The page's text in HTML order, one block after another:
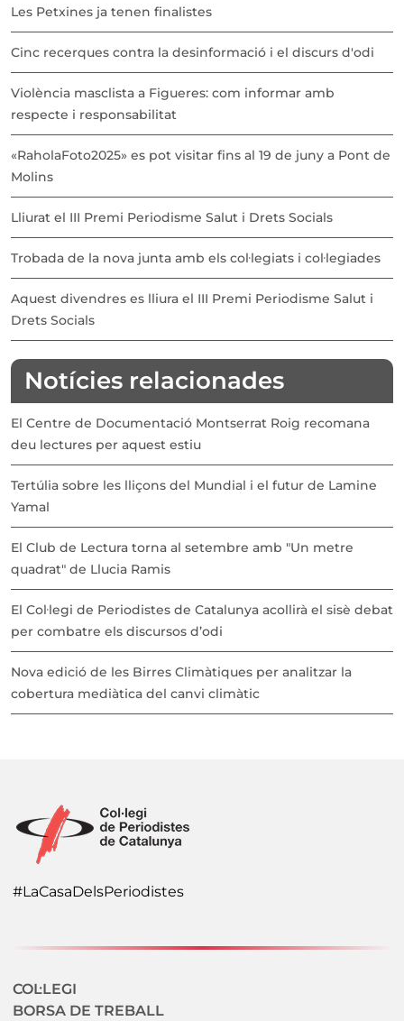
Les Petxines ja tenen finalistes
Cinc recerques contra la desinformació i el discurs d'odi
Violència masclista a Figueres: com informar amb
respecte i responsabilitat
«RaholaFoto2025» es pot visitar fins al 19 de juny a Pont de
Molins
Lliurat el III Premi Periodisme Salut i Drets Socials
Trobada de la nova junta amb els col·legiats i col·legiades
Aquest divendres es lliura el III Premi Periodisme Salut i
Drets Socials
Notícies relacionades
El Centre de Documentació Montserrat Roig recomana
deu lectures per aquest estiu
Tertúlia sobre les lliçons del Mundial i el futur de Lamine
Yamal
El Club de Lectura torna al setembre amb "Un metre
quadrat" de Llucia Ramis
El Col·legi de Periodistes de Catalunya acollirà el sisè debat
per combatre els discursos d’odi
Nova edició de les Birres Climàtiques per analitzar la
cobertura mediàtica del canvi climàtic
#LaCasaDelsPeriodistes
Navegació secundaria
COL·LEGI
BORSA DE TREBALL